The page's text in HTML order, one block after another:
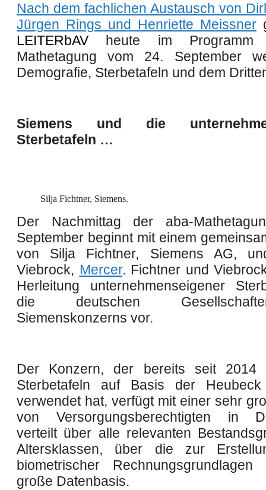
Nach dem fachlichen Austausch von
Jürgen Rings und Henriette Meissner
LEITERbAV heute im
Mathetagung
vom 24. September
Demografie, Sterbetafeln und dem
Siemens und die
Sterbetafeln …
Silja Fichtner, Siemens.
Der Nachmittag der aba-
September beginnt mit einem
von Silja Fichtner, Siemens AG,
Viebrock, Mercer. Fichtner und
Herleitung unternehmenseigener
die deutschen
Siemenskonzerns vor.
Der Konzern, der bereits seit 2014
Sterbetafeln auf Basis der Heubeck
verwendet hat, verfügt mit einer sehr
von Versorgungsberechtigten in
verteilt über alle relevanten
Altersklassen, über die zur
biometrischer Rechnungsgrundlagen
große Datenbasis.